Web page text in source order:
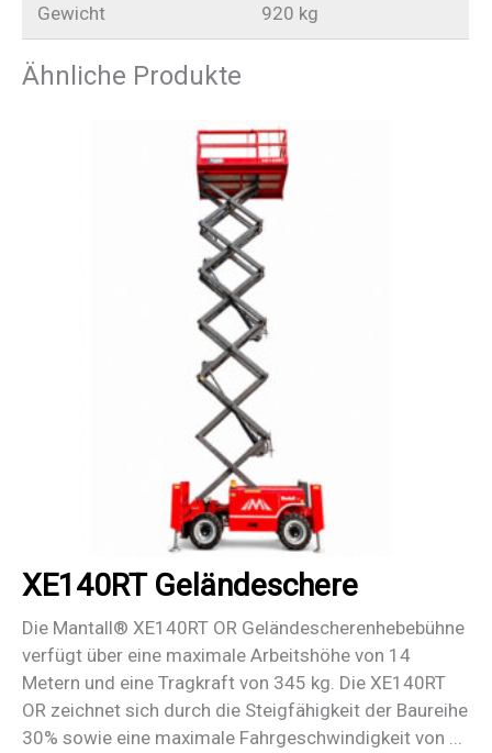
Gewicht 920 kg
Ähnliche Produkte
XE140RT Geländeschere
Die Mantall® XE140RT OR Geländescherenhebebühne
verfügt über eine maximale Arbeitshöhe von 14
Metern und eine Tragkraft von 345 kg. Die XE140RT
OR zeichnet sich durch die Steigfähigkeit der Baureihe
30% sowie eine maximale Fahrgeschwindigkeit von ...